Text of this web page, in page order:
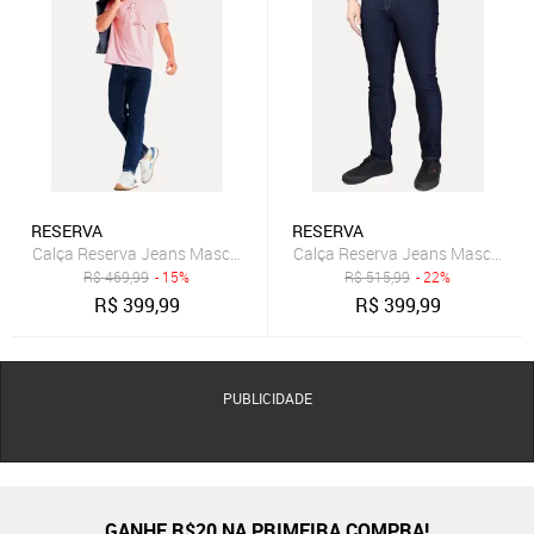
RESERVA
Calça Reserva Jeans Masculina Skinny Oceano Índigo Escura
R$469,99 - 15%
R$399,99
RESERVA
Calça Reserva Jeans Masculina
R$515,99 - 22%
R$399,99
PUBLICIDADE